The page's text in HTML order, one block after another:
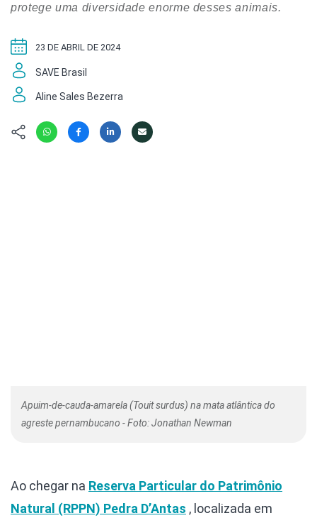
Kit
protege uma diversidade enorme desses animais.
SAVE Brasil
Aline Sales Bezerra
23 DE ABRIL DE 2024
Apuim-de-cauda-amarela (Touit surdus) na mata atlântica do
agreste pernambucano - Foto: Jonathan Newman
Ao chegar na Reserva Particular do Patrimônio
Natural (RPPN) Pedra D’Antas , localizada em